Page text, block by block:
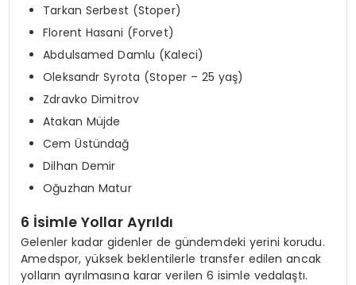
Tarkan Serbest (Stoper)
Florent Hasani (Forvet)
Abdulsamed Damlu (Kaleci)
Oleksandr Syrota (Stoper – 25 yaş)
Zdravko Dimitrov
Atakan Müjde
Cem Üstündağ
Dilhan Demir
Oğuzhan Matur
6 İsimle Yollar Ayrıldı
Gelenler kadar gidenler de gündemdeki yerini korudu.
Amedspor, yüksek beklentilerle transfer edilen ancak
yolların ayrılmasına karar verilen 6 isimle vedalaştı.